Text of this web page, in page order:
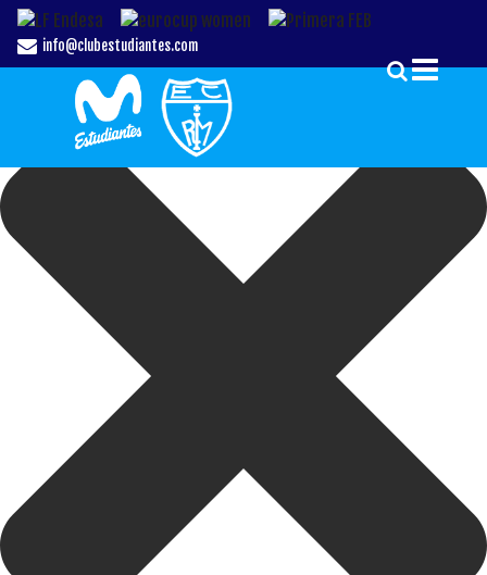
Gestionar el Consentimiento de las Cookies
info@clubestudiantes.com